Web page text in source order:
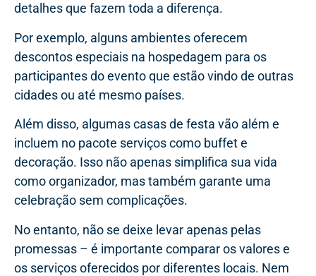
detalhes que fazem toda a diferença.
Por exemplo, alguns ambientes oferecem
descontos especiais na hospedagem para os
participantes do evento que estão vindo de outras
cidades ou até mesmo países.
Além disso, algumas casas de festa vão além e
incluem no pacote serviços como buffet e
decoração. Isso não apenas simplifica sua vida
como organizador, mas também garante uma
celebração sem complicações.
No entanto, não se deixe levar apenas pelas
promessas – é importante comparar os valores e
os serviços oferecidos por diferentes locais. Nem